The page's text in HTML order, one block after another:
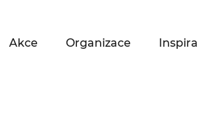
Akce Organizace